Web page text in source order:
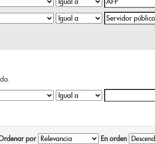
por En orden